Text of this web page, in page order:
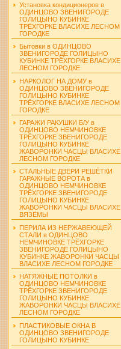
Установка кондиционеров в
ОДИНЦОВО ЗВЕНИГОРОДЕ
ГОЛИЦЫНО КУБИНКЕ
ТРЁХГОРКЕ ВЛАСИХЕ ЛЕСНОМ
ГОРОДКЕ
Бытовки в ОДИНЦОВО
ЗВЕНИГОРОДЕ ГОЛИЦЫНО
КУБИНКЕ ТРЁХГОРКЕ ВЛАСИХЕ
ЛЕСНОМ ГОРОДКЕ
НАРКОЛОГ НА ДОМУ в
ОДИНЦОВО ЗВЕНИГОРОДЕ
ГОЛИЦЫНО КУБИНКЕ
ТРЁХГОРКЕ ВЛАСИХЕ ЛЕСНОМ
ГОРОДКЕ
ГАРАЖИ РАКУШКИ Б/У в
ОДИНЦОВО НЕМЧИНОВКЕ
ТРЁХГОРКЕ ЗВЕНИГОРОДЕ
ГОЛИЦЫНО КУБИНКЕ
ЖАВОРОНКИ ЧАСЦЫ ВЛАСИХЕ
ЛЕСНОМ ГОРОДКЕ
СТАЛЬНЫЕ ДВЕРИ РЕШЁТКИ
ГАРАЖНЫЕ ВОРОТА в
ОДИНЦОВО НЕМЧИНОВКЕ
ТРЁХГОРКЕ ЗВЕНИГОРОДЕ
ГОЛИЦЫНО КУБИНКЕ
ЖАВОРОНКИ ЧАСЦЫ ВЛАСИХЕ
ВЯЗЁМЫ
ПЕРИЛА ИЗ НЕРЖАВЕЮЩЕЙ
СТАЛИ в ОДИНЦОВО
НЕМЧИНОВКЕ ТРЁХГОРКЕ
ЗВЕНИГОРОДЕ ГОЛИЦЫНО
КУБИНКЕ ЖАВОРОНКИ ЧАСЦЫ
ВЛАСИХЕ ЛЕСНОМ ГОРОДКЕ
НАТЯЖНЫЕ ПОТОЛКИ в
ОДИНЦОВО НЕМЧИНОВКЕ
ТРЁХГОРКЕ ЗВЕНИГОРОДЕ
ГОЛИЦЫНО КУБИНКЕ
ЖАВОРОНКИ ЧАСЦЫ ВЛАСИХЕ
ЛЕСНОМ ГОРОДКЕ
ПЛАСТИКОВЫЕ ОКНА В
ОДИНЦОВО ЗВЕНИГОРОДЕ
ГОЛИЦЫНО КУБИНКЕ